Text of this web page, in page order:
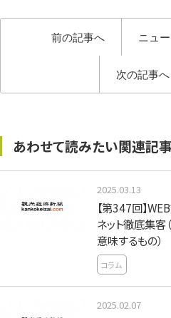
前の記事へ ニュ
次の記事へ
あわせて読みたい関連記事
2025.03.13
【第347回】
ネット徹底集
意味するもの）
コラム
2025.02.07